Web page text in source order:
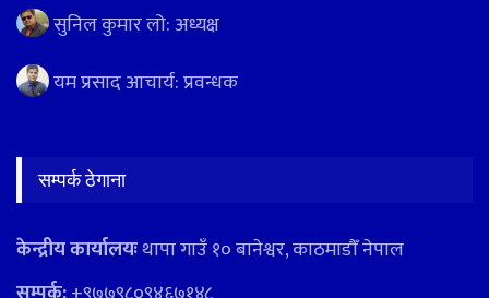
सुनिल कुमार लो: अध्यक्ष
यम प्रसाद आचार्य: प्रवन्धक
सम्पर्क ठेगाना
केन्द्रीय कार्यालयःथापा गाउँ १० बानेश्वर, काठमाडौँ नेपाल